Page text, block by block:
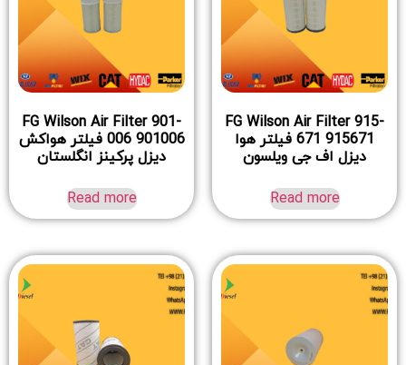
FG Wilson Air Filter 915-
671 915671 فیلتر هوا
دیزل اف جی ویلسون
Read more
FG Wilson Air Filter 901-
006 901006 فیلتر هواکش
دیزل پرکینز انگلستان
Read more